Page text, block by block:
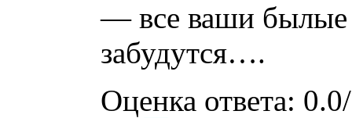
— все ваши былые
забудутся….
Оценка ответа: 0.0/